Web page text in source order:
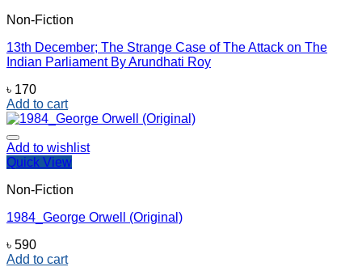
Non-Fiction
13th December; The Strange Case of The Attack on The
Indian Parliament By Arundhati Roy
৳ 170
Add to cart
Add to wishlist
Quick View
Non-Fiction
1984_George Orwell (Original)
৳ 590
Add to cart